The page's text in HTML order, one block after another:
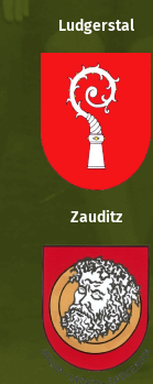
Ludgerstal
Zauditz